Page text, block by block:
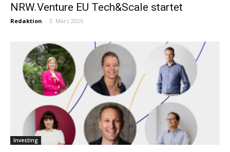
NRW.Venture EU Tech&Scale startet
Redaktion - 3. März 2026
Investing